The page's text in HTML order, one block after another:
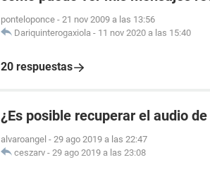
ponteloponce - 21 nov 2009 a las 13:56
Dariquinterogaxiola - 11 nov 2020 a las 15:40
20 respuestas
¿Es posible recuperar el audio
alvaroangel - 29 ago 2019 a las 22:47
ceszarv - 29 ago 2019 a las 23:08